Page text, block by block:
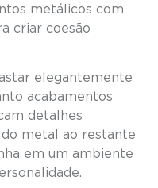
metálicos com
criar coesão
elegantemente
acabamentos
detalhes
metal ao restante
em um ambiente